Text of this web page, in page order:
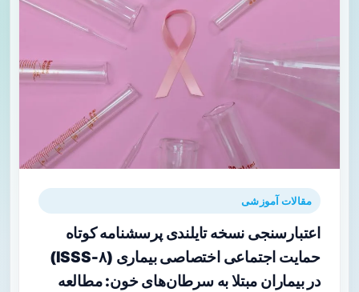
مقالات آموزشی
اعتبارسنجی نسخه تایلندی پرسشنامه کوتاه
حمایت اجتماعی اختصاصی بیماری (ISSS‑۸)
در بیماران مبتلا به سرطان‌های خون: مطالعه